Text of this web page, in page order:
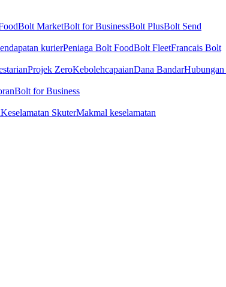
Bolt MarketBolt for BusinessBolt PlusBolt Send
kurierPeniaga Bolt FoodBolt FleetFrancais Bolt
Projek ZeroKebolehcapaianDana BandarHubungan
Bolt for Business
Keselamatan SkuterMakmal keselamatan